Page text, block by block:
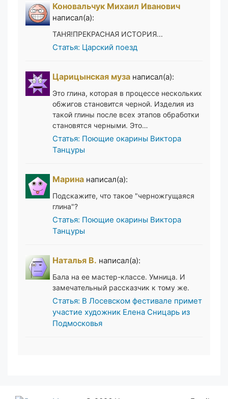
Коновальчук Михаил Иванович
написал(а):
ТАНЯ!ПРЕКРАСНАЯ ИСТОРИЯ...
Статья: Царский поезд
Царицынская муза написал(а):
Это глина, которая в процессе нескольких
обжигов становится черной. Изделия из
такой глины после всех этапов обработки
становятся черными. Это…
Статья: Поющие окарины Виктора
Танцуры
Марина написал(а):
Подскажите, что такое "черножгущаяся
глина"?
Статья: Поющие окарины Виктора
Танцуры
Наталья В. написал(а):
Бала на ее мастер-классе. Умница. И
замечательный рассказчик к тому же.
Статья: В Лосевском фестивале примет
участие художник Елена Сницарь из
Подмосковья